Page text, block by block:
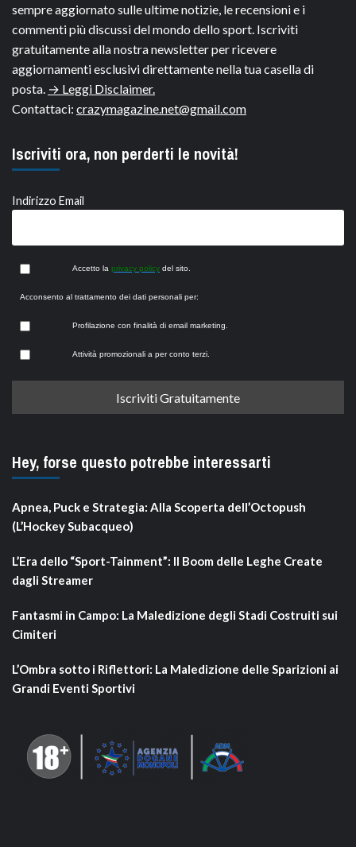
sempre aggiornato sulle ultime notizie, le recensioni e i
commenti più discussi del mondo dello sport. Iscriviti
gratuitamente alla nostra newsletter per ricevere
aggiornamenti esclusivi direttamente nella tua casella di
posta. → Leggi Disclaimer.
Contattaci: crazymagazine.net@gmail.com
Iscriviti ora, non perderti le novità!
Indirizzo Email
Accetto la privacy policy del sito.
Acconsento al trattamento dei dati personali per:
Profilazione con finalità di email marketing.
Attività promozionali a per conto terzi.
Hey, forse questo potrebbe interessarti
Apnea, Puck e Strategia: Alla Scoperta dell’Octopush
(L’Hockey Subacqueo)
L’Era dello “Sport-Tainment”: Il Boom delle Leghe Create
dagli Streamer
Fantasmi in Campo: La Maledizione degli Stadi Costruiti sui
Cimiteri
L’Ombra sotto i Riflettori: La Maledizione delle Sparizioni ai
Grandi Eventi Sportivi